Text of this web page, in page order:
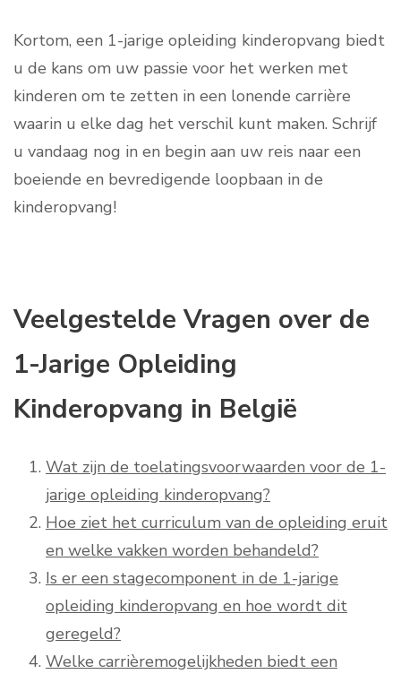
Kortom, een 1-jarige opleiding kinderopvang biedt
u de kans om uw passie voor het werken met
kinderen om te zetten in een lonende carrière
waarin u elke dag het verschil kunt maken. Schrijf
u vandaag nog in en begin aan uw reis naar een
boeiende en bevredigende loopbaan in de
kinderopvang!
Veelgestelde Vragen over de
1-Jarige Opleiding
Kinderopvang in België
Wat zijn de toelatingsvoorwaarden voor de 1-
jarige opleiding kinderopvang?
Hoe ziet het curriculum van de opleiding eruit
en welke vakken worden behandeld?
Is er een stagecomponent in de 1-jarige
opleiding kinderopvang en hoe wordt dit
geregeld?
Welke carrièremogelijkheden biedt een